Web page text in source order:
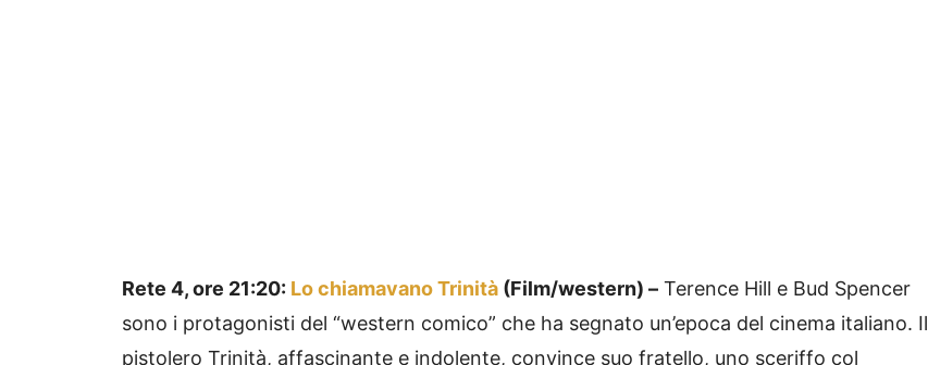
Rete 4, ore 21:20: Lo chiamavano Trinità (Film/western) – Terence Hill e Bud Spencer
sono i protagonisti del “western comico” che ha segnato un’epoca del cinema italiano. Il
pistolero Trinità, affascinante e indolente, convince suo fratello, uno sceriffo col